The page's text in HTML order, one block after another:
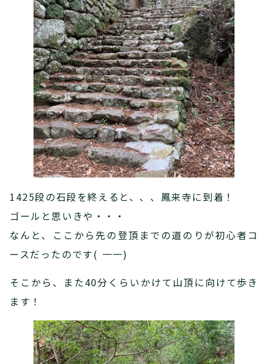
1425段の石段を終えると、、、鳳来寺に到着！
ゴールと思いきや・・・
なんと、ここから先の登頂までの道のりが初心者コ
ースだったのです( 一一)
そこから、また40分くらいかけて山頂に向けて歩き
ます！